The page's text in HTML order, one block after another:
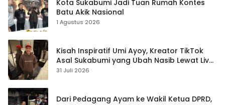
Kota Sukabumi Jadi Tuan Rumah Kontes
Batu Akik Nasional
1 Agustus 2026
Kisah Inspiratif Umi Ayoy, Kreator TikTok
Asal Sukabumi yang Ubah Nasib Lewat Live
Streaming
31 Juli 2026
Dari Pedagang Ayam ke Wakil Ketua DPRD,